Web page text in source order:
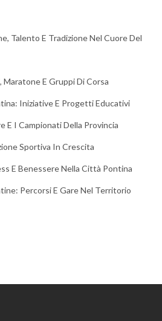
Talento E Tradizione Nel Cuore Del
E Gruppi Di Corsa
Iniziative E Progetti Educativi
E I Campionati Della Provincia
Sportiva In Crescita
E Benessere Nella Città Pontina
Percorsi E Gare Nel Territorio